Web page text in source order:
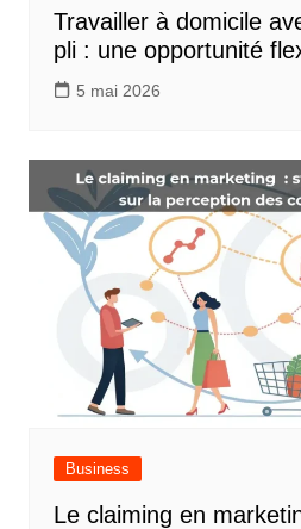
Travailler à domicile
pli : une opportunité
5 mai 2026
Business
Le claiming en